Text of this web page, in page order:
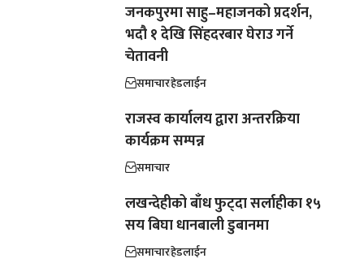
जनकपुरमा साहु–महाजनको प्रदर्शन,
भदौ १ देखि सिंहदरबार घेराउ गर्ने
चेतावनी
समाचारहेडलाईन
राजस्व कार्यालय द्वारा अन्तरक्रिया
कार्यक्रम सम्पन्न
समाचार
लखन्देहीको बाँध फुट्दा सर्लाहीका १५
सय बिघा धानबाली डुबानमा
समाचारहेडलाईन